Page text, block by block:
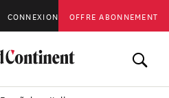
CONNEXION OFFRE ABONNEMENT